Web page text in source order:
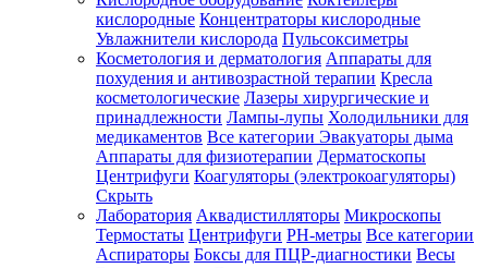
Зарегистрироваться
Зачем
регистрироваться?
Все
покупки
кислородные Концентраторы кислородные
Увлажнители кислорода Пульсоксиметры
Косметология и дерматология Аппараты для
похудения и антивозрастной терапии Кресла
косметологические Лазеры хирургические и
принадлежности Лампы-лупы Холодильники для
медикаментов Все категории Эвакуаторы дыма
Аппараты для физиотерапии Дерматоскопы
Центрифуги Коагуляторы (электрокоагуляторы)
Скрыть
Лаборатория Аквадистилляторы Микроскопы
Термостаты Центрифуги PH-метры Все категории
Аспираторы Боксы для ПЦР-диагностики Весы